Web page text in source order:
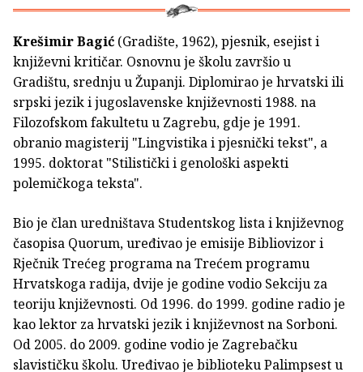
Krešimir Bagić (Gradište, 1962), pjesnik, esejist i
književni kritičar. Osnovnu je školu završio u
Gradištu, srednju u Županji. Diplomirao je hrvatski ili
srpski jezik i jugoslavenske književnosti 1988. na
Filozofskom fakultetu u Zagrebu, gdje je 1991.
obranio magisterij "Lingvistika i pjesnički tekst", a
1995. doktorat "Stilistički i genološki aspekti
polemičkoga teksta".
Bio je član uredništava Studentskog lista i književnog
časopisa Quorum, uređivao je emisije Bibliovizor i
Rječnik Trećeg programa na Trećem programu
Hrvatskoga radija, dvije je godine vodio Sekciju za
teoriju književnosti. Od 1996. do 1999. godine radio je
kao lektor za hrvatski jezik i književnost na Sorboni.
Od 2005. do 2009. godine vodio je Zagrebačku
slavističku školu. Uređivao je biblioteku Palimpsest u